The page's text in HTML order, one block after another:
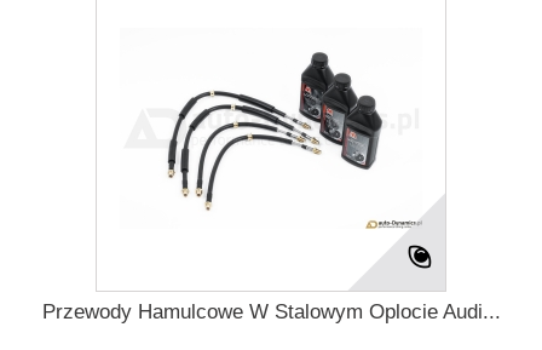
Przewody Hamulcowe W Stalowym Oplocie Audi...